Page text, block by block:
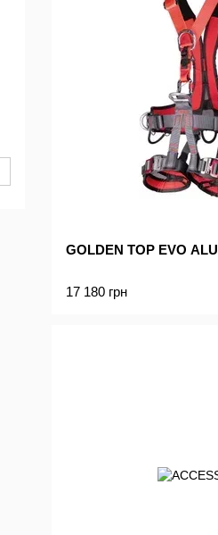
GOLDEN TOP EVO ALU
17 180 грн